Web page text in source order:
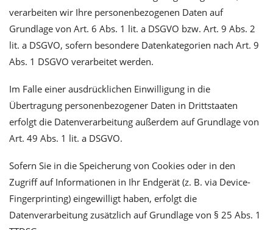
verarbeiten wir Ihre personenbezogenen Daten auf
Grundlage von Art. 6 Abs. 1 lit. a DSGVO bzw. Art. 9 Abs. 2
lit. a DSGVO, sofern besondere Datenkategorien nach Art. 9
Abs. 1 DSGVO verarbeitet werden.
Im Falle einer ausdrücklichen Einwilligung in die
Übertragung personenbezogener Daten in Drittstaaten
erfolgt die Datenverarbeitung außerdem auf Grundlage von
Art. 49 Abs. 1 lit. a DSGVO.
Sofern Sie in die Speicherung von Cookies oder in den
Zugriff auf Informationen in Ihr Endgerät (z. B. via Device-
Fingerprinting) eingewilligt haben, erfolgt die
Datenverarbeitung zusätzlich auf Grundlage von § 25 Abs. 1